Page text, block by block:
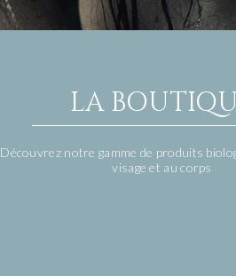
LA
Découvrez notre gamme de produits
visage et au corps